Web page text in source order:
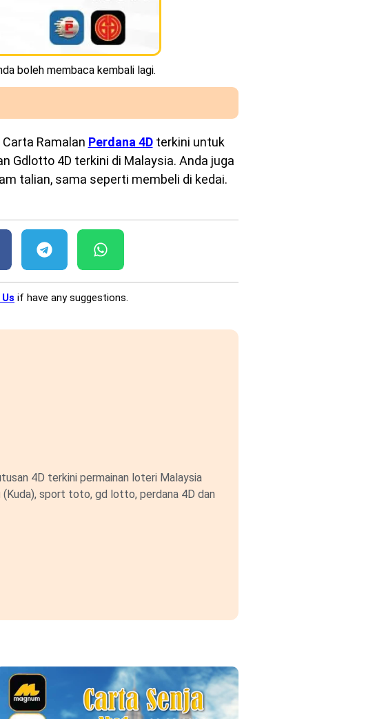
boleh membaca kembali lagi.
Ramalan Perdana 4Dterkini untuk
Gdlotto 4D terkini di Malaysia. Anda juga
talian, sama seperti membeli di kedai.
if have any suggestions.
4D terkini permainan loteri Malaysia
(Kuda), sport toto, gd lotto, perdana 4D dan